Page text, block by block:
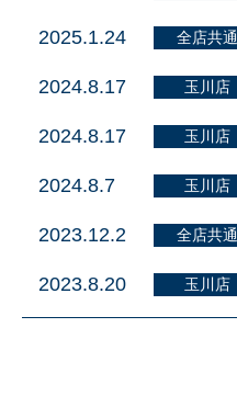
2025.1.24 全店共通
2024.8.17 玉川店
2024.8.17 玉川店
2024.8.7 玉川店
2023.12.2 全店共通
2023.8.20 玉川店